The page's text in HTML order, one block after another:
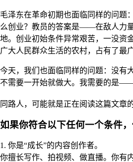
毛泽东在革命初期也面临同样的问题
么创业？教员的答案是——在敌人力
地。创业初始条件异常艰苦，一没资
广大人民群众生活的农村，占有了最
今天，我们也面临同样的问题：没有
不需要一开始就做大。我需要的是
同路人，可能就是正在阅读这篇文章
如果你符合以下任何一个条件，
1. 你是“成长”的内容创作者。
你擅长写作、拍视频、做直播。你有